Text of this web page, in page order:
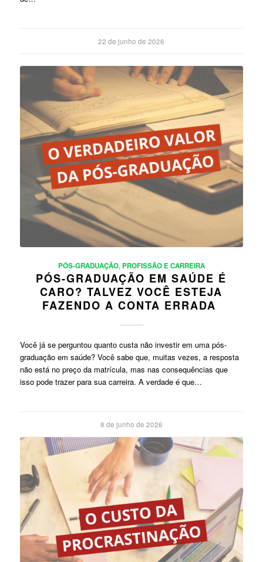
22 de junho de 2026
PÓS-GRADUAÇÃO,PROFISSÃO E CARREIRA
PÓS-GRADUAÇÃO EM SAÚDE É
CARO? TALVEZ VOCÊ ESTEJA
FAZENDO A CONTA ERRADA
Você já se perguntou quanto custa não investir em uma pós-
graduação em saúde? Você sabe que, muitas vezes, a resposta
não está no preço da matrícula, mas nas consequências que
isso pode trazer para sua carreira. A verdade é que…
8 de junho de 2026